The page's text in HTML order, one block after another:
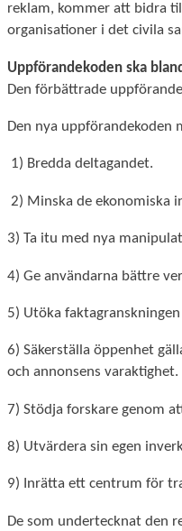
reklam, kommer att bidra
organisationer i det civila
Uppförandekoden ska
Den förbättrade
Den nya
1) Bredda deltagandet.
2) Minska de ekonomiska
3) Ta itu med nya
4) Ge användarna bättre
5) Utöka
6) Säkerställa öppenhet
och annonsens varaktighet.
7) Stödja forskare genom
8) Utvärdera sin egen
9) Inrätta ett centrum för
De som undertecknat den
För att vår
hemsida ska
bra som
under ditt
du nekar de
kommer viss
att försvinna
hemsidan.
Genom att dela
med dig av dina
intressen och
när du surfar
att få se